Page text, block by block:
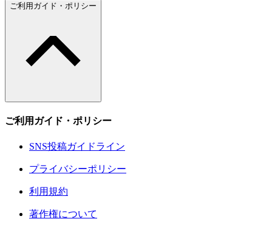
ご利用ガイド・ポリシー
ご利用ガイド・ポリシー
SNS投稿ガイドライン
プライバシーポリシー
利用規約
著作権について